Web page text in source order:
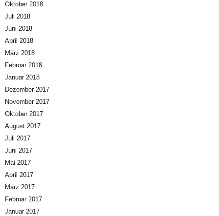
Oktober 2018
Juli 2018
Juni 2018
April 2018
März 2018
Februar 2018
Januar 2018
Dezember 2017
November 2017
Oktober 2017
August 2017
Juli 2017
Juni 2017
Mai 2017
April 2017
März 2017
Februar 2017
Januar 2017